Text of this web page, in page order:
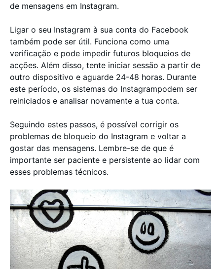
de mensagens em Instagram.
Ligar o seu Instagram à sua conta do Facebook
também pode ser útil. Funciona como uma
verificação e pode impedir futuros bloqueios de
acções. Além disso, tente iniciar sessão a partir de
outro dispositivo e aguarde 24-48 horas. Durante
este período, os sistemas do Instagrampodem ser
reiniciados e analisar novamente a tua conta.
Seguindo estes passos, é possível corrigir os
problemas de bloqueio do Instagram e voltar a
gostar das mensagens. Lembre-se de que é
importante ser paciente e persistente ao lidar com
esses problemas técnicos.